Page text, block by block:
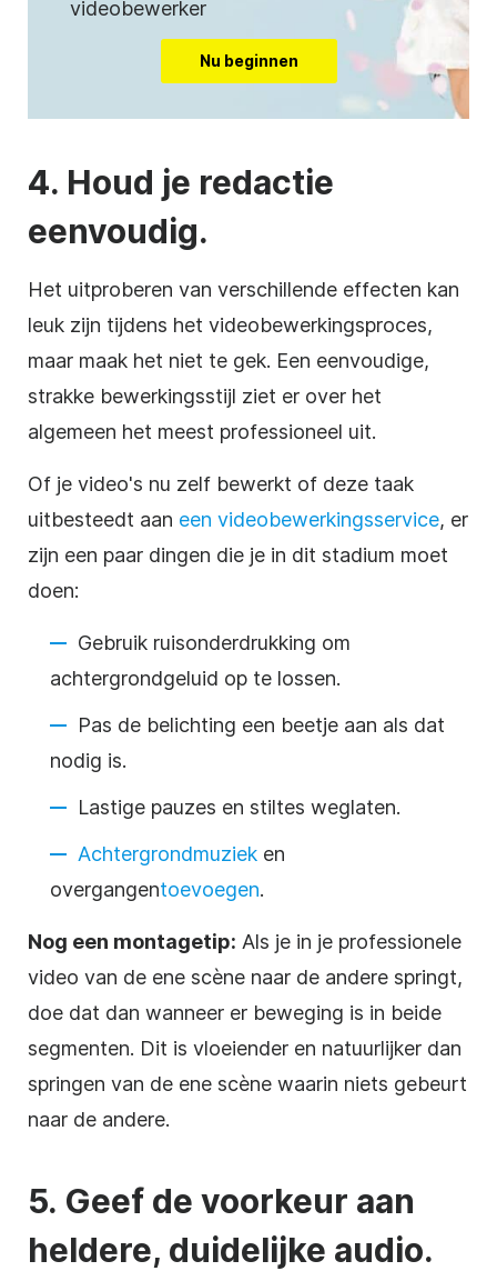
videobewerker
Nu beginnen
4. Houd je redactie
eenvoudig.
Het uitproberen van verschillende effecten kan
leuk zijn tijdens het videobewerkingsproces,
maar maak het niet te gek. Een eenvoudige,
strakke bewerkingsstijl ziet er over het
algemeen het meest professioneel uit.
Of je video's nu zelf bewerkt of deze taak
uitbesteedt aan een videobewerkingsservice, er
zijn een paar dingen die je in dit stadium moet
doen:
Gebruik ruisonderdrukking om
achtergrondgeluid op te lossen.
Pas de belichting een beetje aan als dat
nodig is.
Lastige pauzes en stiltes weglaten.
Achtergrondmuziek en
overgangentoevoegen.
Nog een montagetip: Als je in je professionele
video van de ene scène naar de andere springt,
doe dat dan wanneer er beweging is in beide
segmenten. Dit is vloeiender en natuurlijker dan
springen van de ene scène waarin niets gebeurt
naar de andere.
5. Geef de voorkeur aan
heldere, duidelijke audio.